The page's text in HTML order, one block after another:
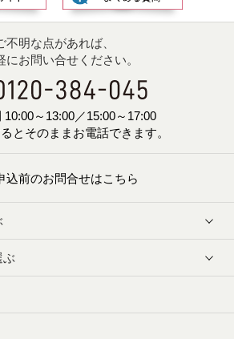
不明な点があれば、
にお問い合せください。
10:00～13:00／15:00～17:00
とそのままお電話できます。
込前のお問合せはこちら
ぶ